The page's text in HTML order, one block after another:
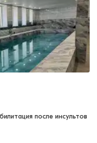
после инсультов